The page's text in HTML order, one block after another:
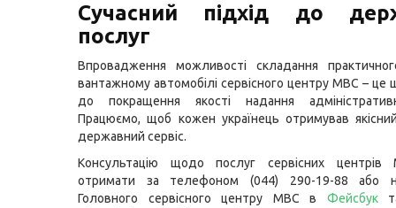
Сучасний підхід до
послуг
Впровадження можливості складання
вантажному автомобілі сервісного центру МВС – це
до покращення якості надання
Працюємо, щоб кожен українець отримував
державний сервіс.
Консультацію щодо послуг сервісних
отримати за телефоном (044) 290-19-88 або
Головного сервісного центру МВС в Фейсбук